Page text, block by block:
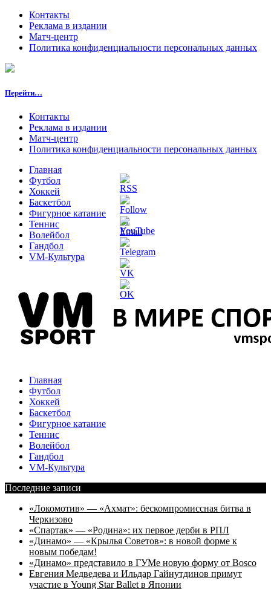
Контакты
Реклама в издании
Матч-центр
Политика конфиденциальности персональных данных
Перейти…
Контакты
Реклама в издании
Матч-центр
Политика конфиденциальности персональных данных
Главная
Футбол
Хоккей
Баскетбол
Фигурное катание
Теннис
Волейбол
Гандбол
VM-Культура
Главная
Футбол
Хоккей
Баскетбол
Фигурное катание
Теннис
Волейбол
Гандбол
VM-Культура
Последние записи
«Локомотив» — «Ахмат»: бескомпромиссная битва в
Черкизово
«Спартак» — «Родина»: их первое дерби в РПЛ
«Динамо» — «Крылья Советов»: в новой форме к
новым победам!
«Динамо» представило в ГУМе новую форму от Bosco
Евгения Медведева и Ильдар Гайнутдинов примут
участие в Young Star Ballet в Японии